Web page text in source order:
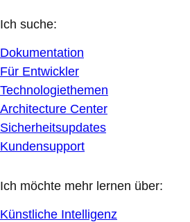
Ich suche:
Dokumentation
Für Entwickler
Technologiethemen
Architecture Center
Sicherheitsupdates
Kundensupport
Ich möchte mehr lernen über:
Künstliche Intelligenz